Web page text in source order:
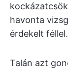
havonta
érdekelt féllel.
Talán azt